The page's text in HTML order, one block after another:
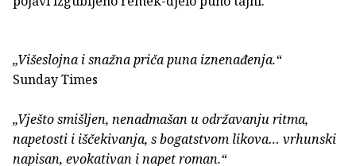
„Višeslojna i snažna priča puna iznenađenja.“
Sunday Times
„Vješto smišljen, nenadmašan u održavanju ritma,
napetosti i iščekivanja, s bogatstvom likova… vrhunski
napisan, evokativan i napet roman.“